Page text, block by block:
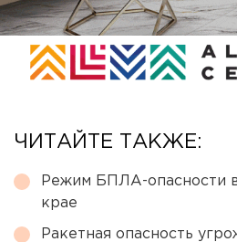
ЧИТАЙТЕ ТАКЖЕ:
Режим БПЛА-опасности
крае
Ракетная опасность